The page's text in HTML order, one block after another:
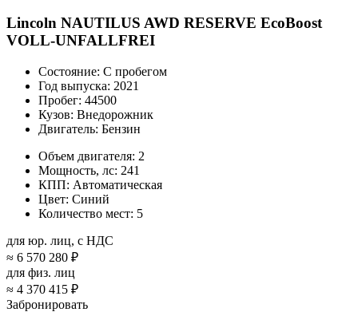
Lincoln NAUTILUS AWD RESERVE EcoBoost
VOLL-UNFALLFREI
Состояние: С пробегом
Год выпуска: 2021
Пробег: 44500
Кузов: Внедорожник
Двигатель: Бензин
Объем двигателя: 2
Мощность, лс: 241
КПП: Автоматическая
Цвет: Синий
Количество мест: 5
для юр. лиц, с НДС
≈ 6 570 280 ₽
для физ. лиц
≈ 4 370 415 ₽
Забронировать